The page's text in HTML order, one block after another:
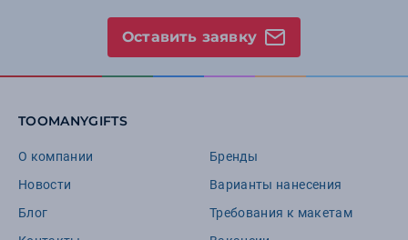
Оставить заявку
TOOMANYGIFTS
О компании
Новости
Блог
Бренды
Варианты нанесения
Требования к макетам